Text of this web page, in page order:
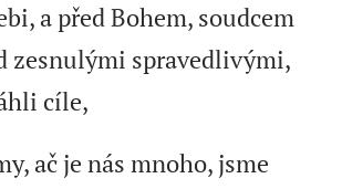
a před Bohem, soudcem
zesnulými spravedlivými,
cíle,
ač je nás mnoho, jsme